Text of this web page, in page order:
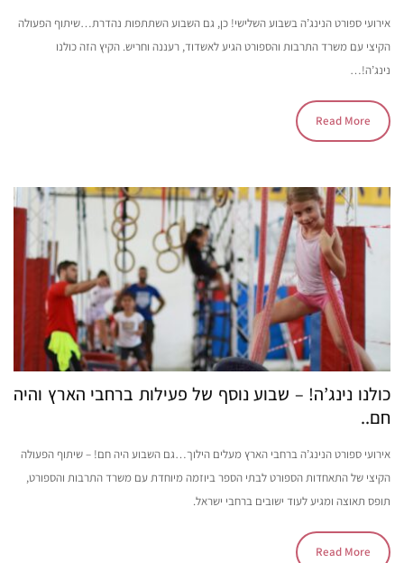
אירועי ספורט הנינג’ה בשבוע השלישי! כן, גם השבוע השתתפות נהדרת…שיתוף הפעולה
הקיצי עם משרד התרבות והספורט הגיע לאשדוד, רעננה וחריש. הקיץ הזה כולנו
נינג’ה!…
Read More
כולנו נינג’ה! – שבוע נוסף של פעילות ברחבי הארץ והיה
חם..
אירועי ספורט הנינג’ה ברחבי הארץ מעלים הילוך…גם השבוע היה חם! – שיתוף הפעולה
הקיצי של התאחדות הספורט לבתי הספר ביוזמה מיוחדת עם משרד התרבות והספורט,
תופס תאוצה ומגיע לעוד ישובים ברחבי ישראל.
Read More